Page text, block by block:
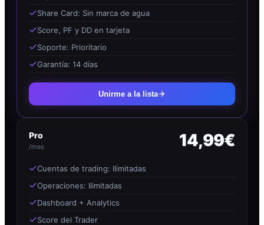
Share Card: Sin marca de agua
Score, PF y DD en tarjeta
Soporte: Prioritario
Garantía: 14 días
Unirme a la lista
Pro
/mes 14,99€
Cuentas de trading: Ilimitadas
Operaciones: Ilimitadas
Dashboard + Analytics
Score del Trader